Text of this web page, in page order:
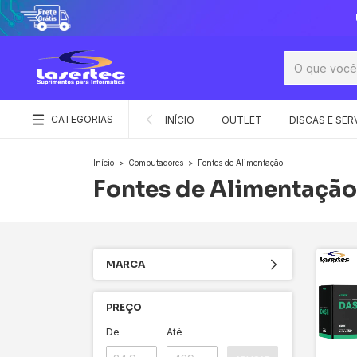
CATEGORIAS INÍCIO OUTLET DISCAS E
Início > Computadores > Fontes de Alimentação
Fontes de Alimentação
MARCA
PREÇO
De Até